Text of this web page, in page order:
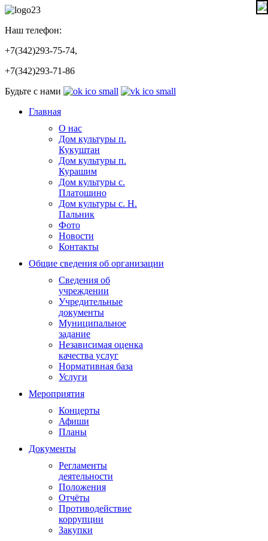
Наш телефон:
+7(342)293-75-74,
+7(342)293-71-86
Будьте с нами
Главная
О нас
Дом культуры п.
Кукуштан
Дом культуры п.
Курашим
Дом культуры с.
Платошино
Дом культуры с. Н.
Пальник
Фото
Новости
Контакты
Общие сведения об организации
Сведения об
учреждении
Учредительные
документы
Муниципальное
задание
Независимая оценка
качества услуг
Нормативная база
Услуги
Мероприятия
Концерты
Афиши
Планы
Документы
Регламенты
деятельности
Положения
Отчёты
Противодействие
коррупции
Закупки